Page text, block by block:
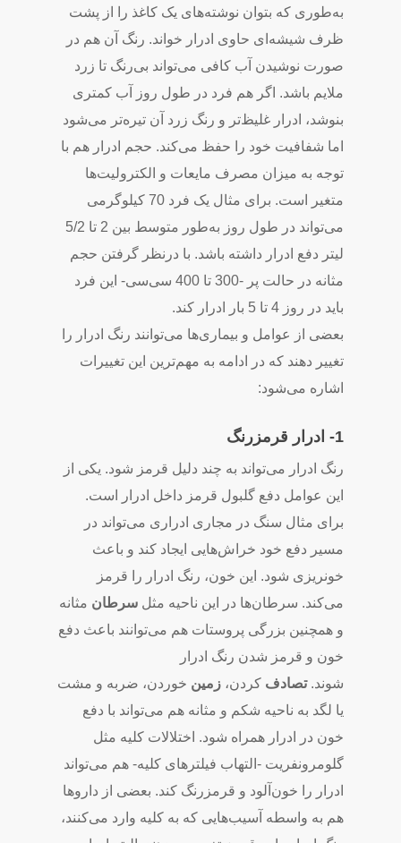
به‌طوری که بتوان نوشته‌های یک کاغذ را از پشت
ظرف شیشه‌ای حاوی ادرار خواند. رنگ آن هم در
صورت نوشیدن آب کافی می‌تواند بی‌رنگ تا زرد
ملایم باشد. اگر هم فرد در طول روز آب کمتری
بنوشد، ادرار غلیظ‌تر و رنگ زرد آن تیره‌تر می‌شود
اما شفافیت خود را حفظ می‌کند. حجم ادرار هم با
توجه به میزان مصرف مایعات و الکترولیت‌ها
متغیر است. برای مثال یک فرد 70 کیلوگرمی
‌می‌تواند در طول روز به‌طور متوسط بین 2 تا 5/2
لیتر دفع ادرار داشته باشد. با درنظر گرفتن حجم
مثانه در حالت پر -300 تا 400 سی‌سی- این فرد
باید در روز 4 تا 5 بار ادرار کند.
بعضی از عوامل و بیماری‌ها می‌توانند رنگ ادرار را
تغییر دهند که در ادامه به مهم‌ترین این تغییرات
اشاره می‌شود:
1- ادرار قرمزرنگ
رنگ ادرار می‌تواند به چند دلیل قرمز ‌شود. یکی از
این عوامل دفع گلبول قرمز داخل ادرار است.
برای مثال سنگ در مجاری ادراری می‌تواند در
مسیر دفع خود خراش‌هایی ایجاد کند و باعث
خونریزی شود. این خون، رنگ ادرار را قرمز
می‌کند. سرطان‌ها در این ناحیه مثل سرطان مثانه
و همچنین بزرگی پروستات هم می‌توانند باعث دفع
خون و قرمز شدن رنگ ادرار
شوند.تصادف کردن، زمین خوردن، ضربه و مشت
یا لگد به ناحیه شکم و مثانه هم می‌تواند با دفع
خون در ادرار همراه شود. اختلالات کلیه مثل
گلومرونفریت -التهاب فیلترهای‌ کلیه‌- هم می‌تواند
ادرار را خون‌آلود و قرمزرنگ کند. بعضی از داروها
هم به واسطه آسیب‌هایی که به کلیه وارد می‌کنند،